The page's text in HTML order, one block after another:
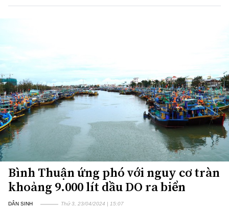
Bình Thuận ứng phó với nguy cơ tràn
khoảng 9.000 lít dầu DO ra biển
DÂN SINH Thứ 3, 23/04/2024 | 15:07